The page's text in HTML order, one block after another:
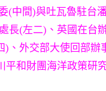
(中間)與吐瓦魯駐台
長(左二)、英國在台
、外交部大使回部辦
和財團海洋政策研